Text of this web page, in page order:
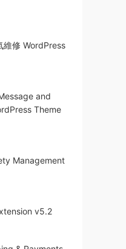
維修 WordPress
and
Theme
Management
v5.2